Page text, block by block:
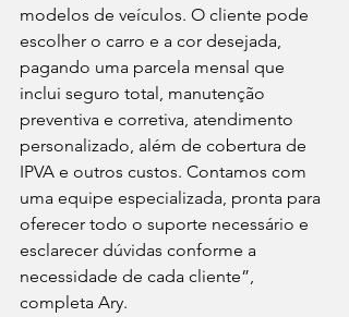
modelos de veículos. O cliente pode
escolher o carro e a cor desejada,
pagando uma parcela mensal que
inclui seguro total, manutenção
preventiva e corretiva, atendimento
personalizado, além de cobertura de
IPVA e outros custos. Contamos com
uma equipe especializada, pronta para
oferecer todo o suporte necessário e
esclarecer dúvidas conforme a
necessidade de cada cliente”,
completa Ary.